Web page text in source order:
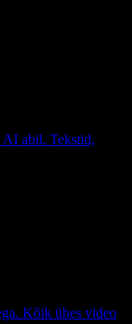
AI abil. Tekstid,
Kõik ühes video